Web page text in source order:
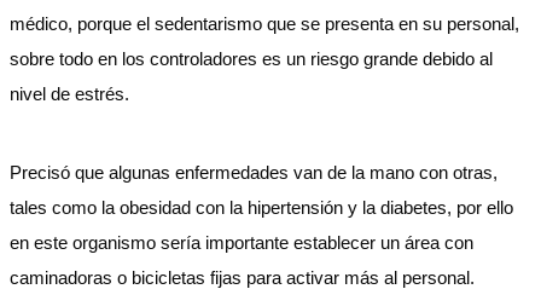
médico, porque el sedentarismo que se presenta en su personal,
sobre todo en los controladores es un riesgo grande debido al
nivel de estrés.
Precisó que algunas enfermedades van de la mano con otras,
tales como la obesidad con la hipertensión y la diabetes, por ello
en este organismo sería importante establecer un área con
caminadoras o bicicletas fijas para activar más al personal.